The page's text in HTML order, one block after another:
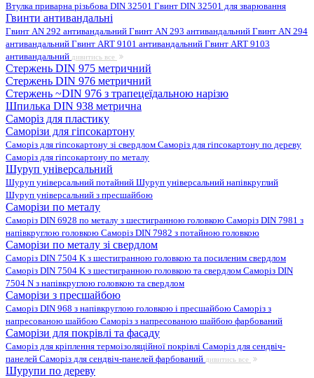
Втулка приварна різьбова DIN 32501 Гвинт DIN 32501 для зварювання
Гвинти антивандальні
Гвинт AN 292 антивандальний Гвинт AN 293 антивандальний Гвинт AN 294
антивандальний Гвинт ART 9101 антивандальний Гвинт ART 9103
антивандальний дивитись все
Стержень DIN 975 метричний
Стержень DIN 976 метричний
Стержень ~DIN 976 з трапецеїдальною нарізю
Шпилька DIN 938 метрична
Саморіз для пластику
Саморізи для гіпсокартону
Саморіз для гіпсокартону зі свердлом Саморіз для гіпсокартону по дереву
Саморіз для гіпсокартону по металу
Шуруп універсальний
Шуруп універсальний потайний Шуруп універсальний напівкруглий
Шуруп універсальний з пресшайбою
Саморізи по металу
Саморіз DIN 6928 по металу з шестигранною головкою Саморіз DIN 7981 з
напівкруглою головкою Саморіз DIN 7982 з потайною головкою
Саморізи по металу зі свердлом
Саморіз DIN 7504 K з шестигранною головкою та посиленим свердлом
Саморіз DIN 7504 K з шестигранною головкою та свердлом Саморіз DIN
7504 N з напівкруглою головкою та свердлом
Саморізи з пресшайбою
Саморіз DIN 968 з напівкруглою головкою і пресшайбою Саморіз з
напресованою шайбою Саморіз з напресованою шайбою фарбований
Саморізи для покрівлі та фасаду
Саморіз для кріплення термоізоляційної покрівлі Саморіз для сендвіч-
панелей Саморіз для сендвіч-панелей фарбований дивитись все
Шурупи по дереву